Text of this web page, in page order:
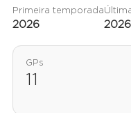
Primeira temporada
2026 2026
GPs
11